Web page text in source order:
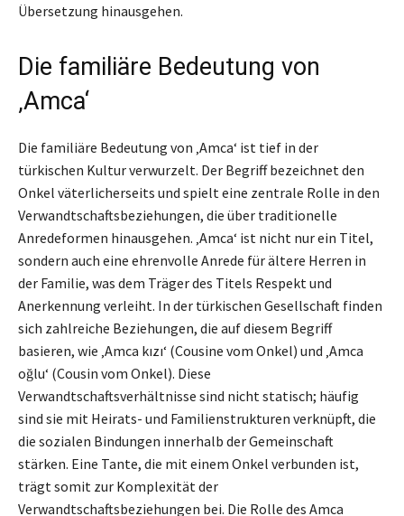
Übersetzung hinausgehen.
Die familiäre Bedeutung von
‚Amca‘
Die familiäre Bedeutung von ‚Amca‘ ist tief in der
türkischen Kultur verwurzelt. Der Begriff bezeichnet den
Onkel väterlicherseits und spielt eine zentrale Rolle in den
Verwandtschaftsbeziehungen, die über traditionelle
Anredeformen hinausgehen. ‚Amca‘ ist nicht nur ein Titel,
sondern auch eine ehrenvolle Anrede für ältere Herren in
der Familie, was dem Träger des Titels Respekt und
Anerkennung verleiht. In der türkischen Gesellschaft finden
sich zahlreiche Beziehungen, die auf diesem Begriff
basieren, wie ‚Amca kızı‘ (Cousine vom Onkel) und ‚Amca
oğlu‘ (Cousin vom Onkel). Diese
Verwandtschaftsverhältnisse sind nicht statisch; häufig
sind sie mit Heirats- und Familienstrukturen verknüpft, die
die sozialen Bindungen innerhalb der Gemeinschaft
stärken. Eine Tante, die mit einem Onkel verbunden ist,
trägt somit zur Komplexität der
Verwandtschaftsbeziehungen bei. Die Rolle des Amca